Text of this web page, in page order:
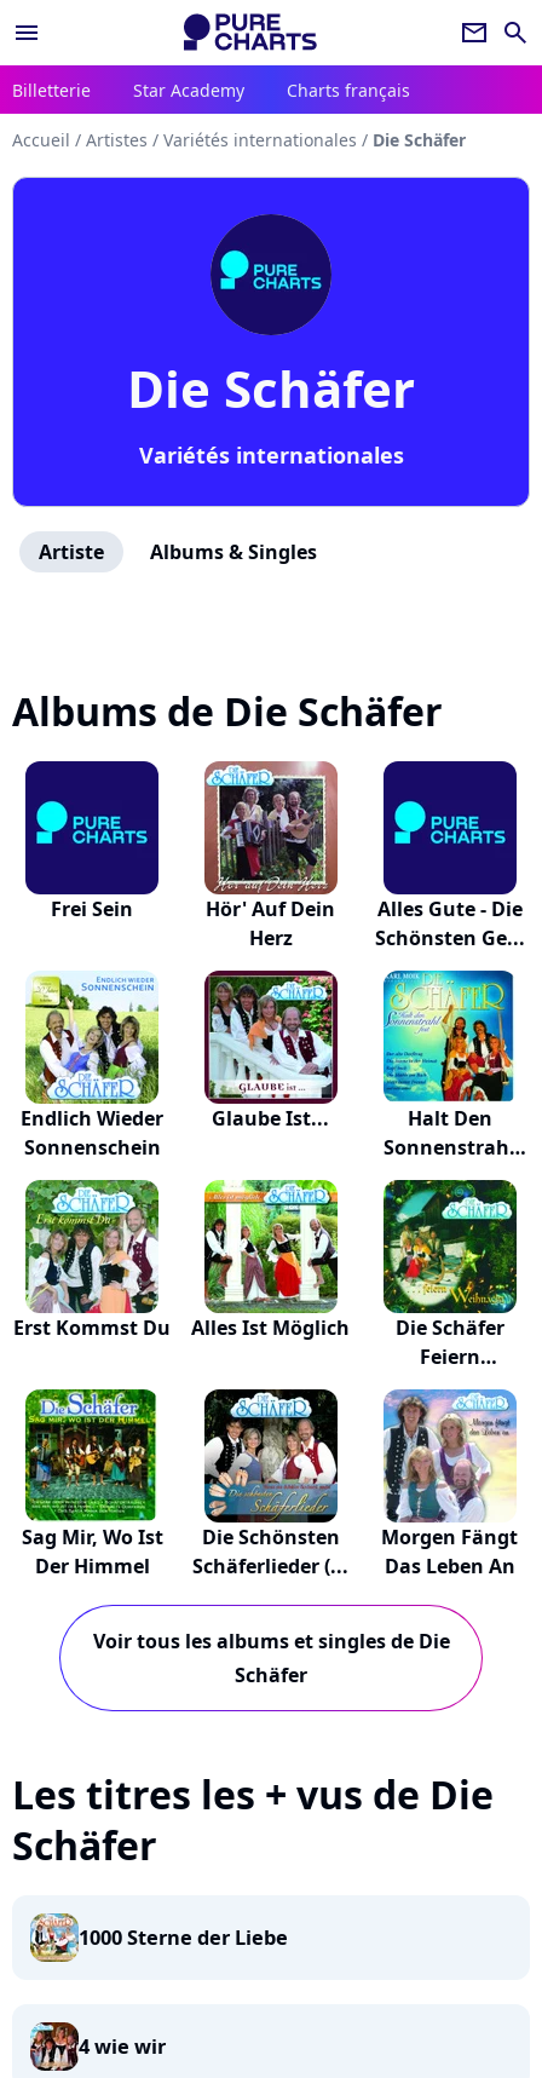
menu newsletter search
Billetterie Star Academy Charts français
Accueil / Artistes / Variétés internationales / Die Schäfer
Die Schäfer
Variétés internationales
Artiste Albums & Singles
Albums de Die Schäfer
Frei Sein
Hör' Auf Dein
Herz
Alles Gute - Die
Schönsten Ge...
Endlich Wieder
Sonnenschein
Glaube Ist...
Halt Den
Sonnenstrahl
Fest
Erst Kommst Du Alles Ist Möglich
Die Schäfer
Feiern
Weihnacht
Sag Mir, Wo Ist
Der Himmel
Die Schönsten
Schäferlieder (...
Morgen Fängt
Das Leben An
Voir tous les albums et singles de Die
Schäfer
Les titres les + vus de Die
Schäfer
1000 Sterne der Liebe
4 wie wir